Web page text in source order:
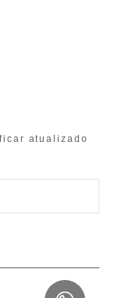
atualizado